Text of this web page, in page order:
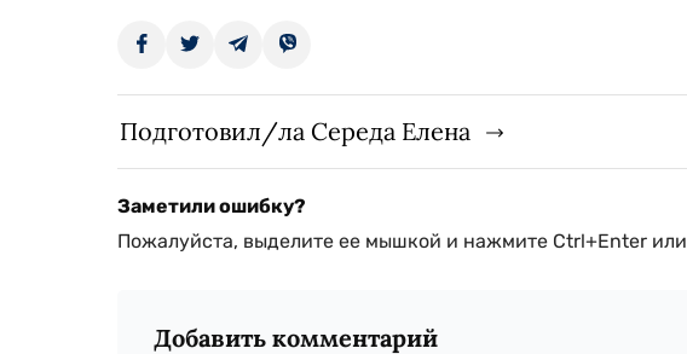
Подготовил/ла Середа Елена
Заметили ошибку?
Пожалуйста, выделите ее мышкой и нажмите Ctrl+Enter или
Добавить комментарий